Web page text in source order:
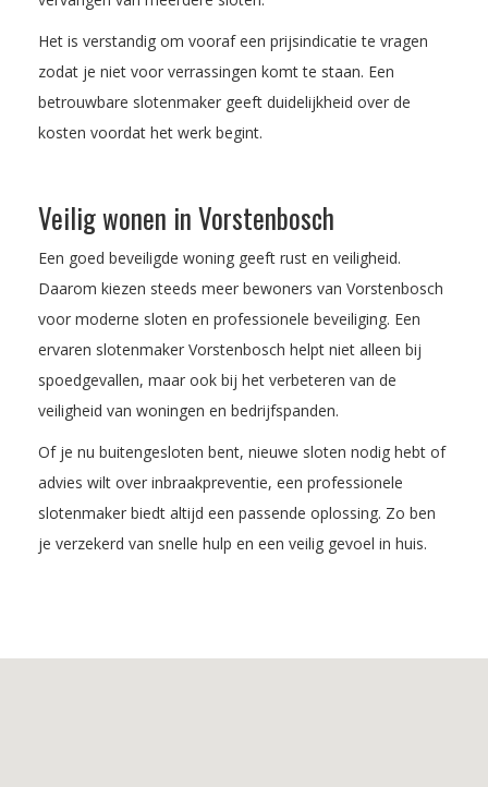
Het is verstandig om vooraf een prijsindicatie te vragen
zodat je niet voor verrassingen komt te staan. Een
betrouwbare slotenmaker geeft duidelijkheid over de
kosten voordat het werk begint.
Veilig wonen in Vorstenbosch
Een goed beveiligde woning geeft rust en veiligheid.
Daarom kiezen steeds meer bewoners van Vorstenbosch
voor moderne sloten en professionele beveiliging. Een
ervaren slotenmaker Vorstenbosch helpt niet alleen bij
spoedgevallen, maar ook bij het verbeteren van de
veiligheid van woningen en bedrijfspanden.
Of je nu buitengesloten bent, nieuwe sloten nodig hebt of
advies wilt over inbraakpreventie, een professionele
slotenmaker biedt altijd een passende oplossing. Zo ben
je verzekerd van snelle hulp en een veilig gevoel in huis.